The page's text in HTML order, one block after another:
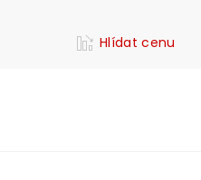
Hlídat cenu